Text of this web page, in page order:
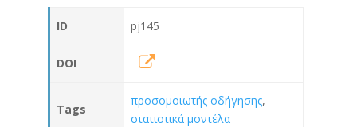
ID pj145
DOI
Tags
προσομοιωτής οδήγησης,
στατιστικά μοντέλα